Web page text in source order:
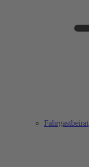
Fahrgastbeirat